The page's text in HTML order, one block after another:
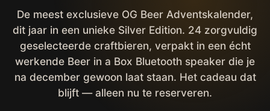
De meest exclusieve OG Beer Adventskalender,
dit jaar in een unieke Silver Edition. 24 zorgvuldig
geselecteerde craftbieren, verpakt in een écht
werkende Beer in a Box Bluetooth speaker die je
na december gewoon laat staan. Het cadeau dat
blijft — alleen nu te reserveren.